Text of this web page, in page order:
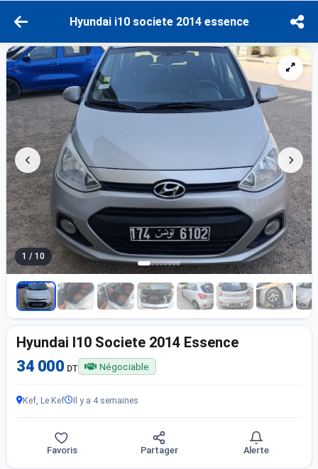
Hyundai i10 societe 2014 essence
1 / 10
Hyundai I10 Societe 2014 Essence
34 000 DT Négociable
Kef, Le Kef Il y a 4 semaines
Favoris Partager Alerte